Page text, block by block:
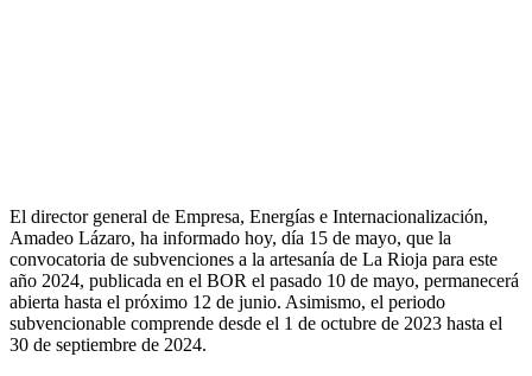
El director general de Empresa, Energías e Internacionalización,
Amadeo Lázaro, ha informado hoy, día 15 de mayo, que la
convocatoria de subvenciones a la artesanía de La Rioja para este
año 2024, publicada en el BOR el pasado 10 de mayo, permanecerá
abierta hasta el próximo 12 de junio. Asimismo, el periodo
subvencionable comprende desde el 1 de octubre de 2023 hasta el
30 de septiembre de 2024.